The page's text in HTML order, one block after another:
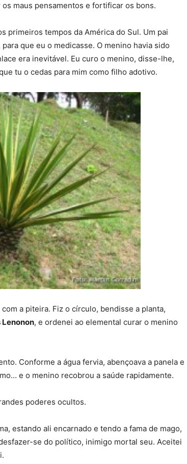
maus pensamentos e fortificar os bons.
primeiros tempos da América do Sul. Um pai
que eu o medicasse. O menino havia sido
era inevitável. Eu curo o menino, disse-lhe,
tu o cedas para mim como filho adotivo.
a piteira. Fiz o círculo, bendisse a planta,
, e ordenei ao elemental curar o menino
Conforme a água fervia, abençoava a panela e
e o menino recobrou a saúde rapidamente.
poderes ocultos.
estando ali encarnado e tendo a fama de mago,
se do político, inimigo mortal seu. Aceitei